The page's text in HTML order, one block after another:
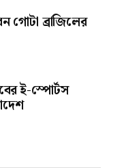
গোটা ব্রাজিলের
ই-স্পোর্টস